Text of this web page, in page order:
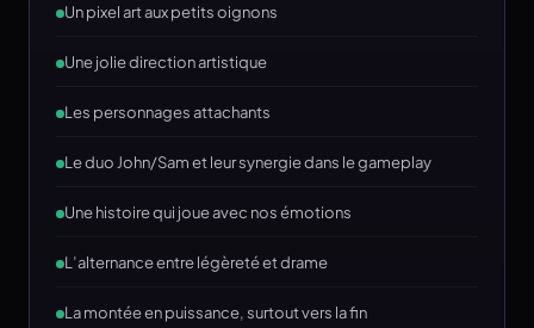
Un pixel art aux petits oignons
Une jolie direction artistique
Les personnages attachants
Le duo John/Sam et leur synergie dans le gameplay
Une histoire qui joue avec nos émotions
L’alternance entre légèreté et drame
La montée en puissance, surtout vers la fin